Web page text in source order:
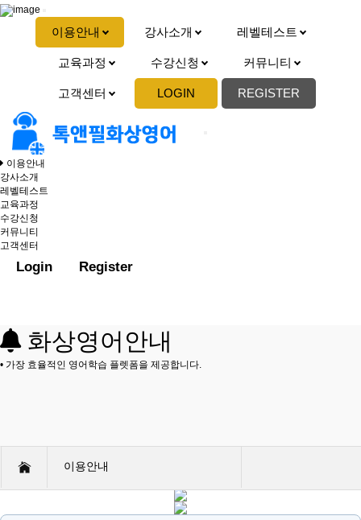
이용안내 강사소개 레벨테스트
교육과정 수강신청 커뮤니티
고객센터 LOGIN REGISTER
이용안내
강사소개
레벨테스트
교육과정
수강신청
커뮤니티
고객센터
Login Register
화상영어안내
• 가장 효율적인 영어학습 플렛폼을 제공합니다.
이용안내